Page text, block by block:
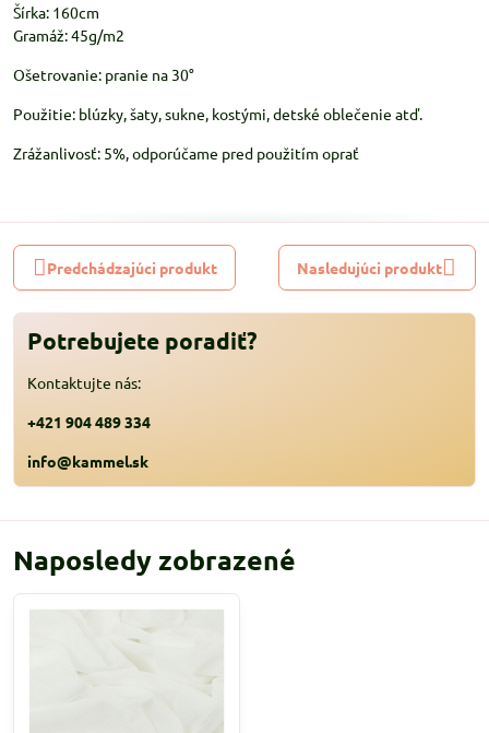
Šírka: 160cm
Gramáž: 45g/m2
Ošetrovanie: pranie na 30°
Použitie: blúzky, šaty, sukne, kostými, detské oblečenie atď.
Zrážanlivosť: 5%, odporúčame pred použitím oprať
Predchádzajúci produkt Nasledujúci produkt
Potrebujete poradiť?
Kontaktujte nás:
+421 904 489 334
info@kammel.sk
Naposledy zobrazené